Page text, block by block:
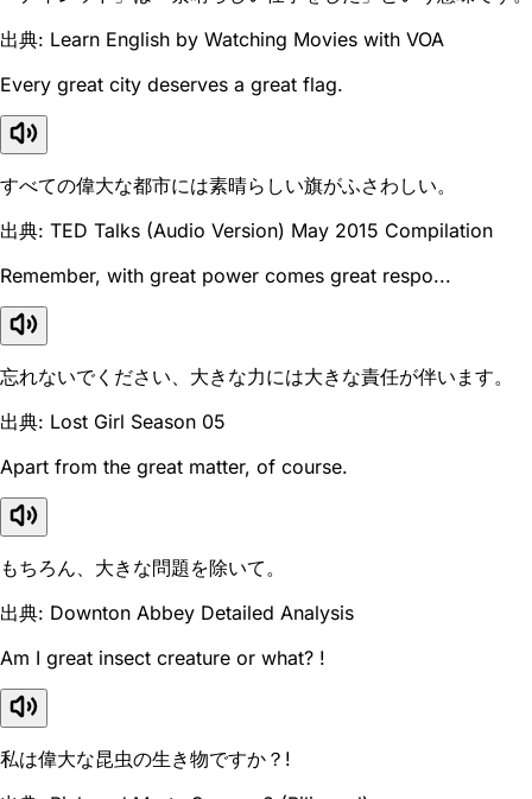
出典: Learn English by Watching Movies with VOA
Every great city deserves a great flag.
すべての偉大な都市には素晴らしい旗がふさわしい。
出典: TED Talks (Audio Version) May 2015 Compilation
Remember, with great power comes great respo...
忘れないでください、大きな力には大きな責任が伴います。
出典: Lost Girl Season 05
Apart from the great matter, of course.
もちろん、大きな問題を除いて。
出典: Downton Abbey Detailed Analysis
Am I great insect creature or what? !
私は偉大な昆虫の生き物ですか？!